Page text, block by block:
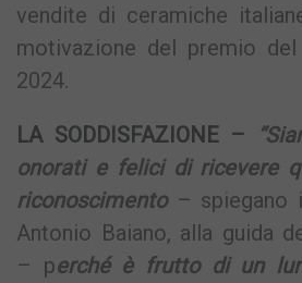
vendite di ceramiche
motivazione del premio del
2024.
LA SODDISFAZIONE –
onorati e felici di ricevere
riconoscimento– spiegano
Antonio Baiano, alla guida
– perché è frutto di un